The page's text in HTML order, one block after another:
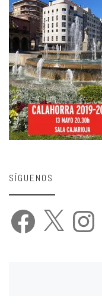
SÍGUENOS
Facebook Instagram